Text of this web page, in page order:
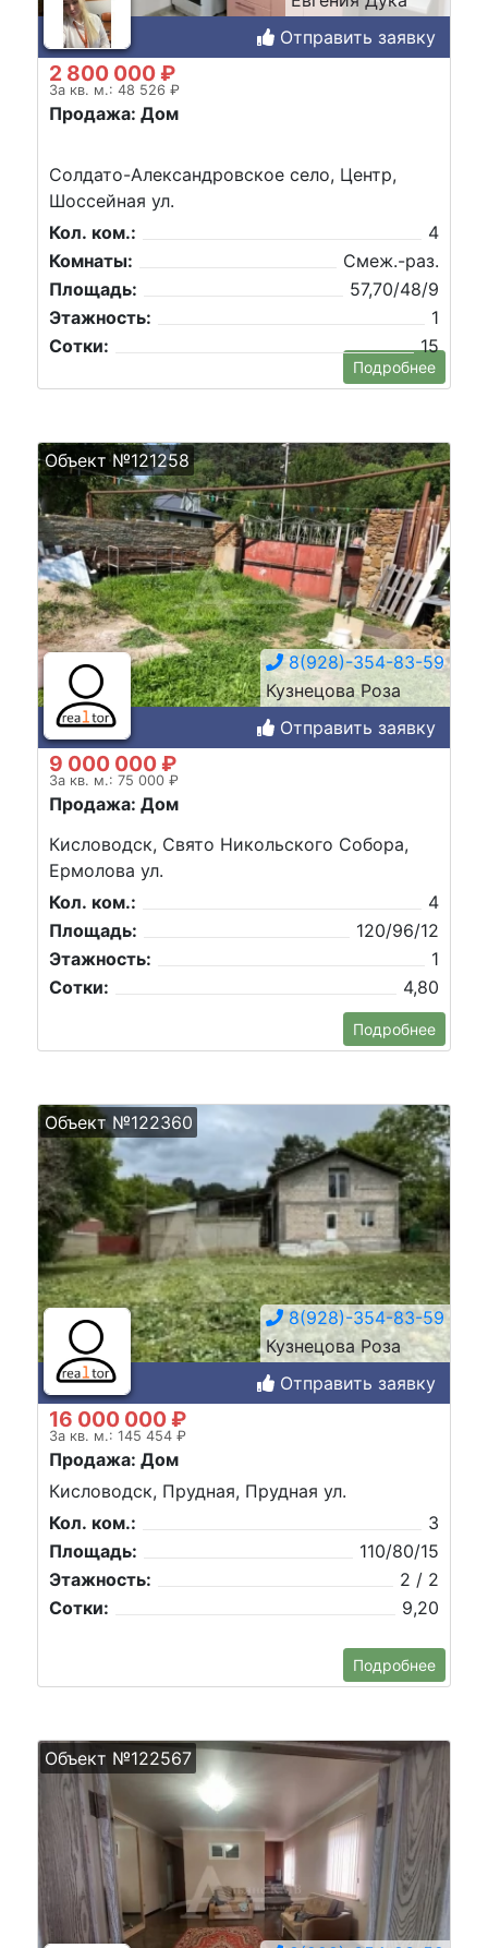
Отправить заявку
2 800 000 ₽
За кв. м.: 48 526 ₽
Продажа: Дом
Солдато-Александровское село, Центр,
Шоссейная ул.
Кол. ком.:
4
Комнаты:
Смеж.-раз.
Площадь:
57,70/48/9
Этажность:
1
Сотки:
15
Подробнее
Объект №121258
8(928)-354-83-59
Кузнецова Роза
Отправить заявку
9 000 000 ₽
За кв. м.: 75 000 ₽
Продажа: Дом
Кисловодск, Свято Никольского Собора,
Ермолова ул.
Кол. ком.:
4
Площадь:
120/96/12
Этажность:
1
Сотки:
4,80
Подробнее
Объект №122360
8(928)-354-83-59
Кузнецова Роза
Отправить заявку
16 000 000 ₽
За кв. м.: 145 454 ₽
Продажа: Дом
Кисловодск, Прудная, Прудная ул.
Кол. ком.:
3
Площадь:
110/80/15
Этажность:
2 / 2
Сотки:
9,20
Подробнее
Объект №122567